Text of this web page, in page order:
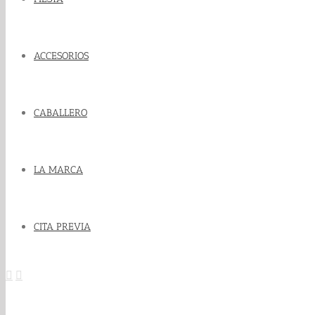
ACCESORIOS
CABALLERO
LA MARCA
CITA PREVIA